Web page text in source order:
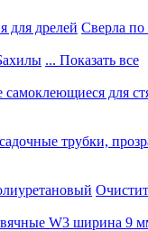
для дрелей Сверла по
... Показать все
для
трубки,
W3 ширина 9